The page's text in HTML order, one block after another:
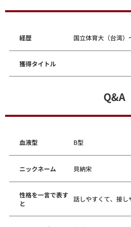
経歴 国立体育大（台湾）
獲得タイトル
Q&A
血液型 B型
ニックネーム 貝納宋
性格を一言で表す
と
話しやすくて、接し